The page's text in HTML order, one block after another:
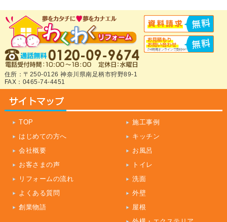
住所：〒250-0126 神奈川県南足柄市狩野89-1
FAX：0465-74-4451
TOP
はじめての方へ
会社概要
お客さまの声
リフォームの流れ
よくある質問
創業物語
施工事例
キッチン
お風呂
トイレ
洗面
外壁
屋根